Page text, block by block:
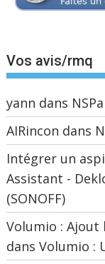
Vos avis/rmq
yann dans
AIRincon dans
Intégrer un
Assistant -
(SONOFF)
Volumio : Ajout
dansVolumio :